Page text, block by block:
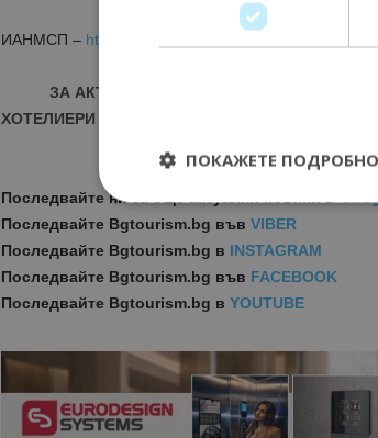
ИАНМСП – https://www.sme.government.bg
ЗА АКТУАЛНИ НОВИНИ И ПРОМОЦИИ НА
ХОТЕЛИЕРИ - ПРИСЪЕДИНЕТЕ СЕ КЪМ ВАЙБЪР
Последвайте ни за още актуални новини
Последвайте Bgtourism.bg във VIBER
Последвайте Bgtourism.bg в INSTAGRAM
Последвайте Bgtourism.bg във FACEBOOK
Последвайте Bgtourism.bg в YOUTUBE
ПОКАЖЕТЕ
Строго
Строго необходимите бисквитки
управление на акаунта.
cookie_notice_accepted